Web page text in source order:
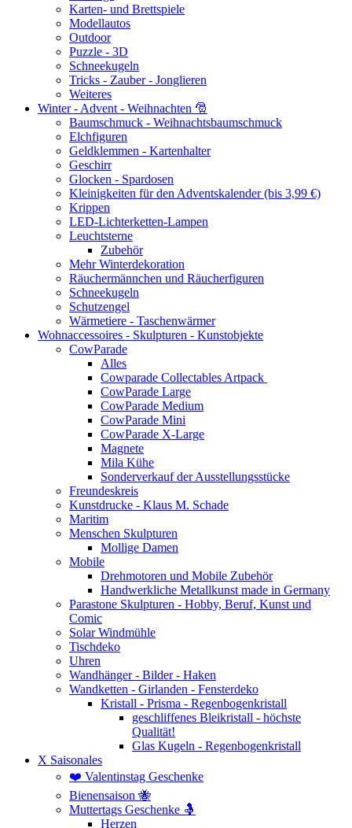
Karten- und Brettspiele
Modellautos
Outdoor
Puzzle - 3D
Schneekugeln
Tricks - Zauber - Jonglieren
Weiteres
Winter - Advent - Weihnachten 🎅
Baumschmuck - Weihnachtsbaumschmuck
Elchfiguren
Geldklemmen - Kartenhalter
Geschirr
Glocken - Spardosen
Kleinigkeiten für den Adventskalender (bis 3,99 €)
Krippen
LED-Lichterketten-Lampen
Leuchtsterne
Zubehör
Mehr Winterdekoration
Räuchermännchen und Räucherfiguren
Schneekugeln
Schutzengel
Wärmetiere - Taschenwärmer
Wohnaccessoires - Skulpturen - Kunstobjekte
CowParade
Alles
Cowparade Collectables Artpack
CowParade Large
CowParade Medium
CowParade Mini
CowParade X-Large
Magnete
Mila Kühe
Sonderverkauf der Ausstellungsstücke
Freundeskreis
Kunstdrucke - Klaus M. Schade
Maritim
Menschen Skulpturen
Mollige Damen
Mobile
Drehmotoren und Mobile Zubehör
Handwerkliche Metallkunst made in Germany
Parastone Skulpturen - Hobby, Beruf, Kunst und
Comic
Solar Windmühle
Tischdeko
Uhren
Wandhänger - Bilder - Haken
Wandketten - Girlanden - Fensterdeko
Kristall - Prisma - Regenbogenkristall
geschliffenes Bleikristall - höchste
Qualität!
Glas Kugeln - Regenbogenkristall
X Saisonales
❤️ Valentinstag Geschenke
Bienensaison 🐝
Muttertags Geschenke 🤱
Herzen